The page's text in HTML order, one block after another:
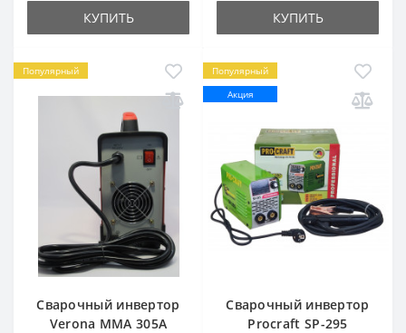
КУПИТЬ КУПИТЬ
Популярный
Сварочный инвертор
Verona MMA 305A
Популярный
Акция
Сварочный инвертор
Procraft SP-295